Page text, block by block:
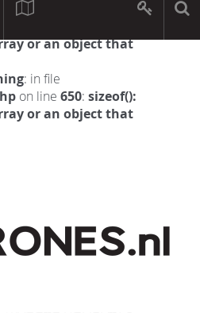
: in file
or an object that
: in file
on line 650: sizeof():
or an object that